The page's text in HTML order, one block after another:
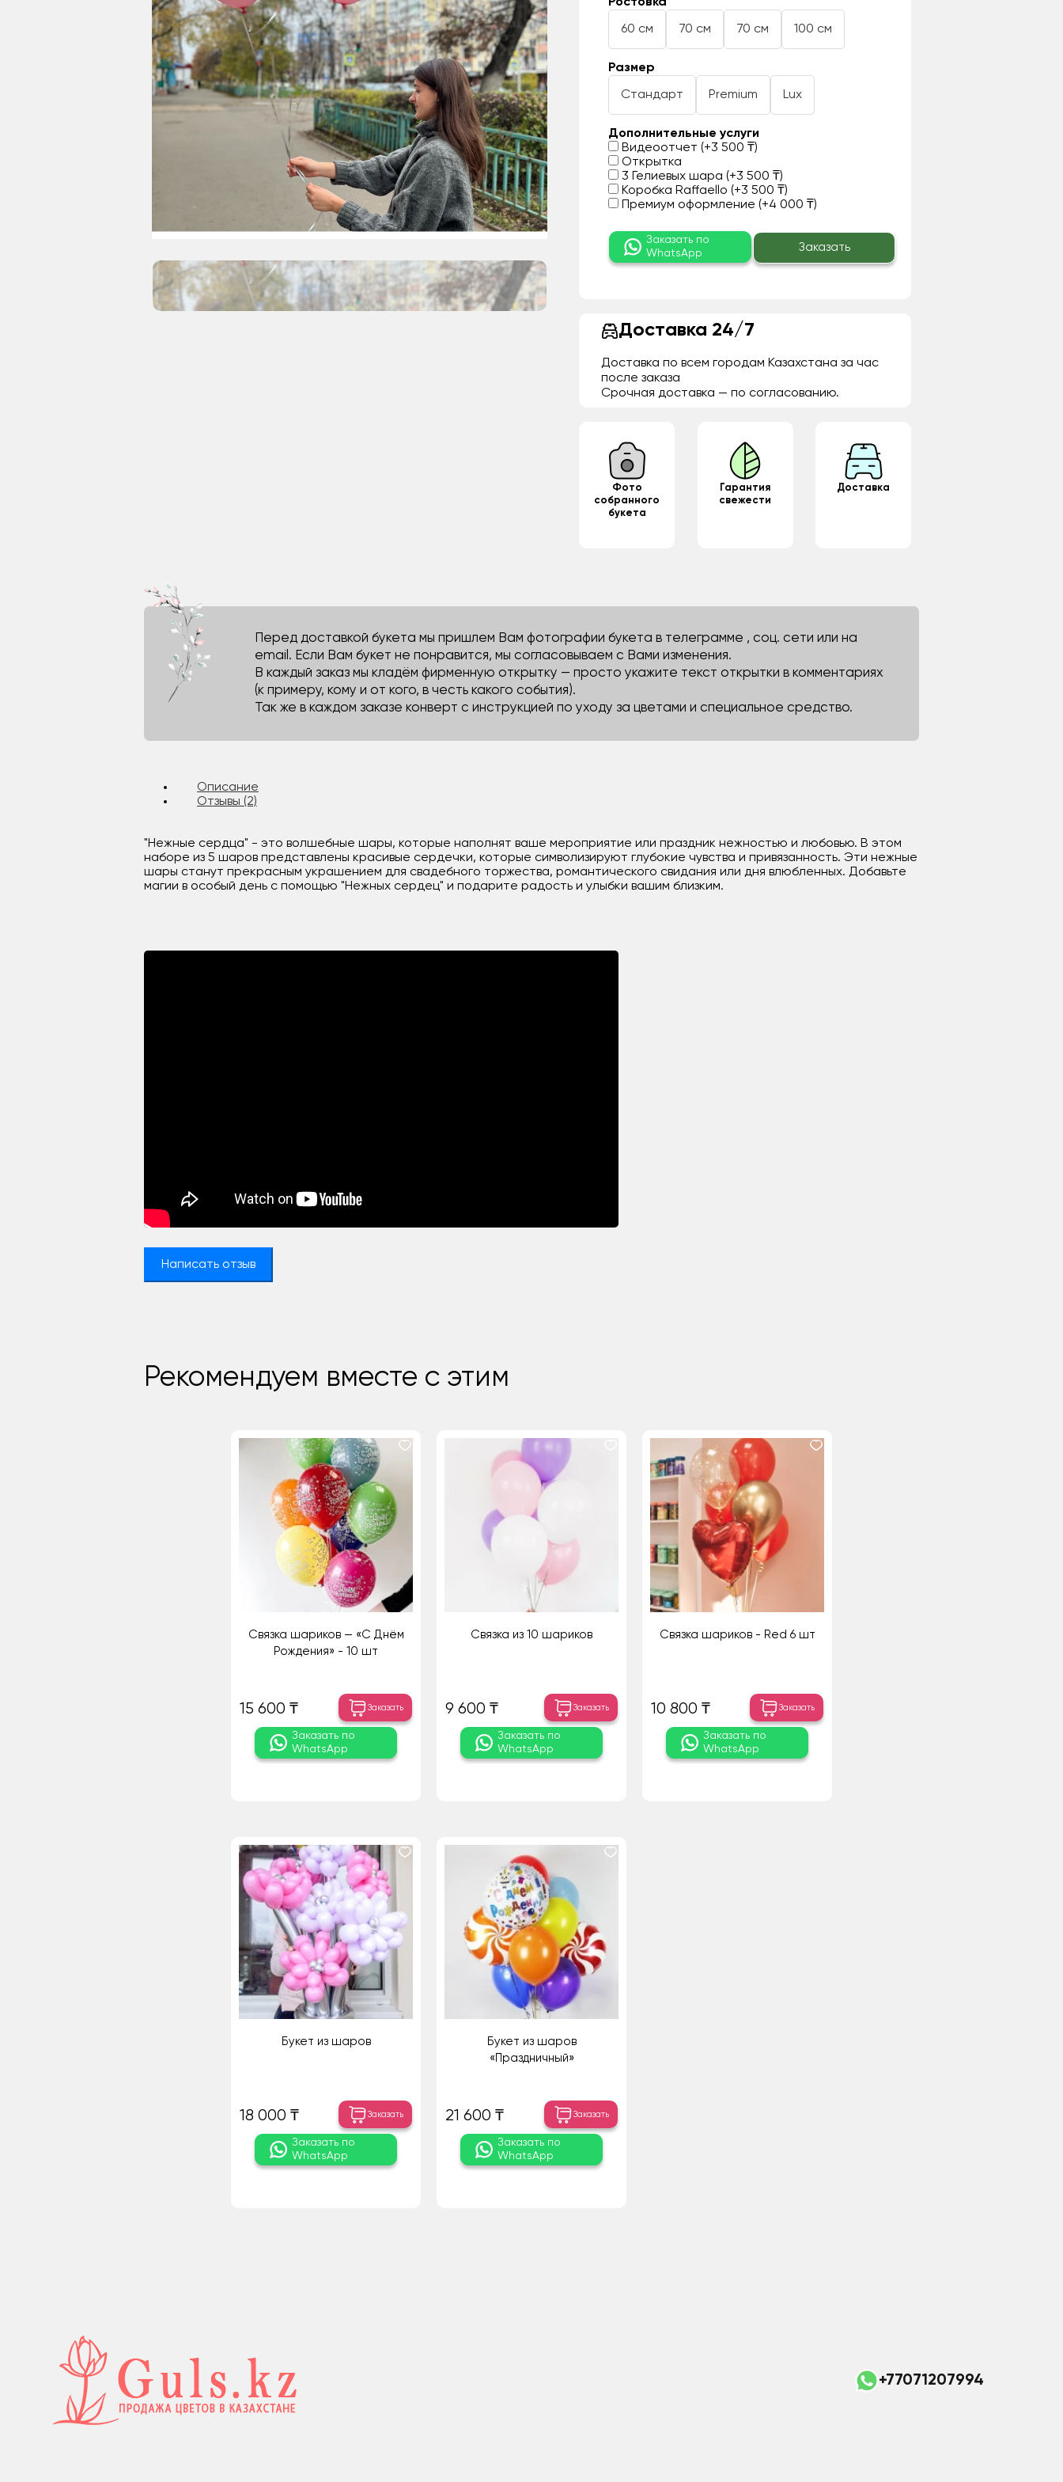
60 см 70 см 70 см 100 см
Размер
Стандарт Premium Lux
Дополнительные услуги
Видеоотчет (+3 500 ₸)
Открытка
3 Гелиевых шара (+3 500 ₸)
Коробка Raffaello (+3 500 ₸)
Премиум оформление (+4 000 ₸)
Заказать по
WhatsApp
Заказать
Доставка 24/7
Доставка по всем городам Казахстана за час
после заказа
Срочная доставка — по согласованию.
Фото
собранного
букета
Гарантия
свежести
Доставка
Перед доставкой букета мы пришлем Вам фотографии букета в телеграмме , соц. сети или на
email. Если Вам букет не понравится, мы согласовываем с Вами изменения.
В каждый заказ мы кладём фирменную открытку — просто укажите текст открытки в комментариях
(к примеру, кому и от кого, в честь какого события).
Так же в каждом заказе конверт с инструкцией по уходу за цветами и специальное средство.
Описание
Отзывы (2)
"Нежные сердца" - это волшебные шары, которые наполнят ваше мероприятие или праздник нежностью и любовью. В этом
наборе из 5 шаров представлены красивые сердечки, которые символизируют глубокие чувства и привязанность. Эти нежные
шары станут прекрасным украшением для свадебного торжества, романтического свидания или дня влюбленных. Добавьте
магии в особый день с помощью "Нежных сердец" и подарите радость и улыбки вашим близким.
Написать отзыв
Рекомендуем вместе с этим
Связка шариков — «С Днём
Рождения» - 10 шт
15 600 ₸ Заказать
Заказать по
WhatsApp
Связка из 10 шариков
9 600 ₸ Заказать
Заказать по
WhatsApp
Связка шариков - Red 6 шт
10 800 ₸ Заказать
Заказать по
WhatsApp
Букет из шаров
18 000 ₸ Заказать
Заказать по
WhatsApp
Букет из шаров
«Праздничный»
21 600 ₸ Заказать
Заказать по
WhatsApp
+77071207994